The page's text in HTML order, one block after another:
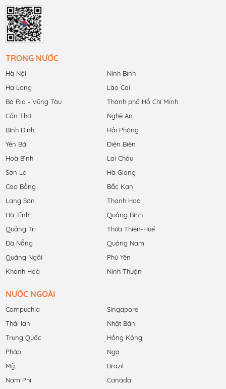
TRONG NƯỚC
Hà Nội
Ninh Bình
Hạ Long
Lào Cai
Bà Rịa - Vũng Tàu
Thành phố Hồ Chí Minh
Cần Thơ
Nghệ An
Bình Định
Hải Phòng
Yên Bái
Điện Biên
Hoà Bình
Lai Châu
Sơn La
Hà Giang
Cao Bằng
Bắc Kạn
Lạng Sơn
Thanh Hoá
Hà Tĩnh
Quảng Bình
Quảng Trị
Thừa Thiên-Huế
Đà Nẵng
Quảng Nam
Quảng Ngãi
Phú Yên
Khánh Hoà
Ninh Thuận
NƯỚC NGOÀI
Campuchia
Singapore
Thái lan
Nhật Bản
Trung Quốc
Hồng Kông
Pháp
Nga
Mỹ
Brazil
Nam Phi
Canada